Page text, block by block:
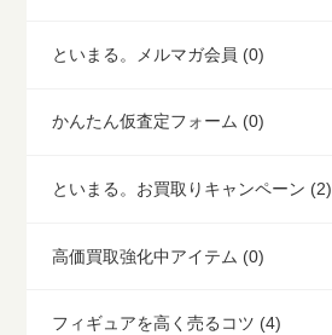
といまる。メルマガ会員 (0)
かんたん仮査定フォーム (0)
といまる。お買取りキャンペーン (2)
高価買取強化中アイテム (0)
フィギュアを高く売るコツ (4)